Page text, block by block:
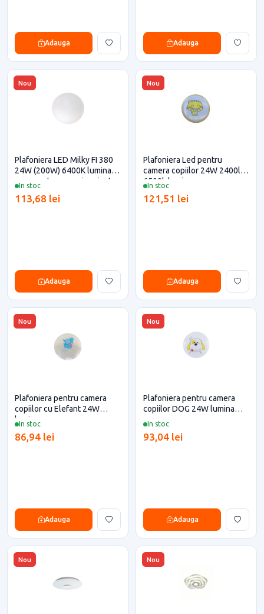
Adauga Adauga
Nou
In stoc
Plafoniera LED Milky FI 380
24W (200W) 6400K lumina
rece pentru casa si proiecte
113,68 lei
Adauga
Nou
In stoc
Plafoniera Led pentru
camera copiilor 24W 2400lm
6500k lumina rece
121,51 lei
Adauga
Nou
In stoc
Plafoniera pentru camera
copiilor cu Elefant 24W
lumina rece
86,94 lei
Adauga
Nou
In stoc
Plafoniera pentru camera
copiilor DOG 24W lumina
rece
93,04 lei
Adauga
Nou Nou